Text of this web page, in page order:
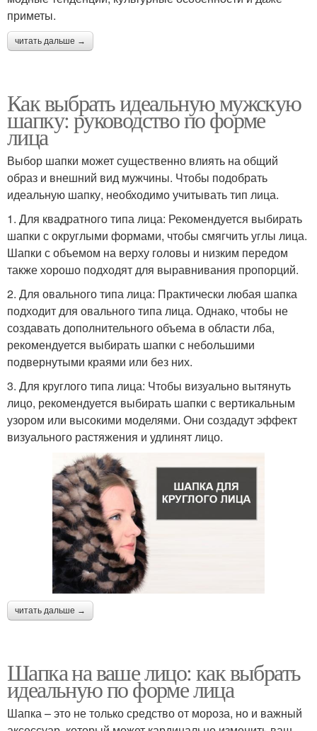
приметы.
читать дальше →
Как выбрать идеальную мужскую
шапку: руководство по форме
лица
Выбор шапки может существенно влиять на общий
образ и внешний вид мужчины. Чтобы подобрать
идеальную шапку, необходимо учитывать тип лица.
1. Для квадратного типа лица: Рекомендуется выбирать
шапки с округлыми формами, чтобы смягчить углы лица.
Шапки с объемом на верху головы и низким передом
также хорошо подходят для выравнивания пропорций.
2. Для овального типа лица: Практически любая шапка
подходит для овального типа лица. Однако, чтобы не
создавать дополнительного объема в области лба,
рекомендуется выбирать шапки с небольшими
подвернутыми краями или без них.
3. Для круглого типа лица: Чтобы визуально вытянуть
лицо, рекомендуется выбирать шапки с вертикальным
узором или высокими моделями. Они создадут эффект
визуального растяжения и удлинят лицо.
читать дальше →
Шапка на ваше лицо: как выбрать
идеальную по форме лица
Шапка – это не только средство от мороза, но и важный